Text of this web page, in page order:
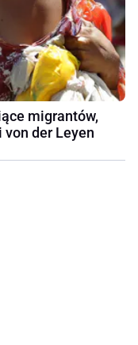
migrantów,
der Leyen